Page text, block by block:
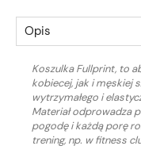
Opis
Koszulka Fullprint, to
kobiecej, jak i męskiej
wytrzymałego i
Materiał odprowadza
pogodę i każdą porę
trening, np. w fitness